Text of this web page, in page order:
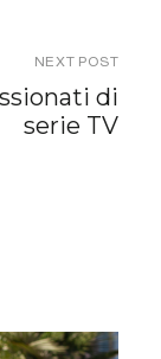
NEXT POST
di
serie TV